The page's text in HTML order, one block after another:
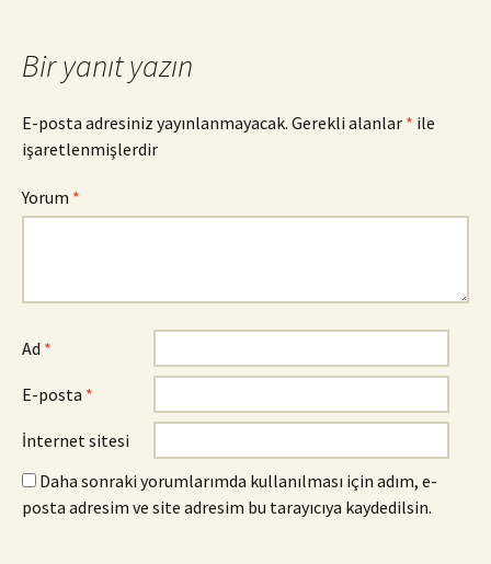
Bir yanıt yazın
E-posta adresiniz yayınlanmayacak. Gerekli alanlar * ile
işaretlenmişlerdir
Yorum *
Ad *
E-posta *
İnternet sitesi
Daha sonraki yorumlarımda kullanılması için adım, e-
posta adresim ve site adresim bu tarayıcıya kaydedilsin.